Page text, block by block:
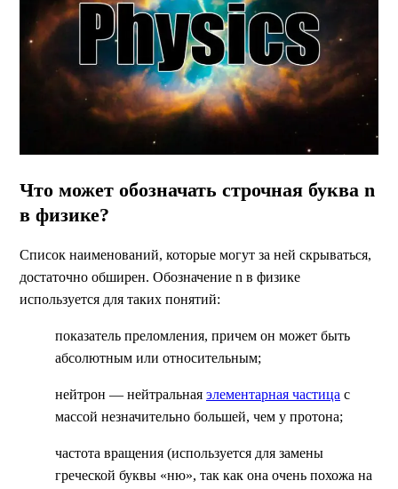
Что может обозначать строчная буква n
в физике?
Список наименований, которые могут за ней скрываться,
достаточно обширен. Обозначение n в физике
используется для таких понятий:
показатель преломления, причем он может быть
абсолютным или относительным;
нейтрон — нейтральная элементарная частица с
массой незначительно большей, чем у протона;
частота вращения (используется для замены
греческой буквы «ню», так как она очень похожа на